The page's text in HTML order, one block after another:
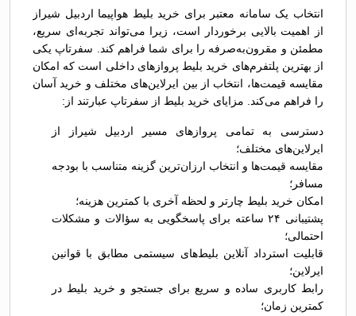
انتخاب یک سامانه معتبر برای خرید بلیط هواپیما اردبیل شیراز
از اهمیت بالایی برخوردار است، زیرا می‌تواند تجربه‌ای سریع،
مطمئن و مقرون‌به‌صرفه را برای شما فراهم کند. سفرتاپ یکی
از بهترین پلتفرم‌های خرید بلیط پروازهای داخلی است که امکان
مقایسه قیمت‌ها، انتخاب از بین ایرلاین‌های مختلف و خرید آسان
را فراهم می‌کند. مزایای خرید بلیط از سفرتاپ عبارتند از:
دسترسی به تمامی پروازهای مسیر اردبیل شیراز از
ایرلاین‌های مختلف؛
مقایسه قیمت‌ها و انتخاب ارزان‌ترین گزینه متناسب با بودجه
مسافر؛
امکان خرید بلیط چارتر و لحظه آخری با کمترین هزینه؛
پشتیبانی ۲۴ ساعته برای پاسخگویی به سؤالات و مشکلات
احتمالی؛
قابلیت استرداد آنلاین بلیط‌های سیستمی مطابق با قوانین
ایرلاین؛
رابط کاربری ساده و سریع برای جستجو و خرید بلیط در
کمترین زمان؛